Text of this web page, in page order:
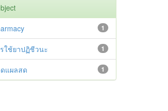
1
1
ใช้ยาปฏิชีวนะ
1
แผลสด